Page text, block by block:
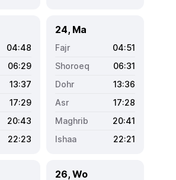
04:48
06:29
13:37
17:29
20:43
22:23
24, Ma
04:51
06:31
13:36
17:28
20:41
22:21
26, Wo